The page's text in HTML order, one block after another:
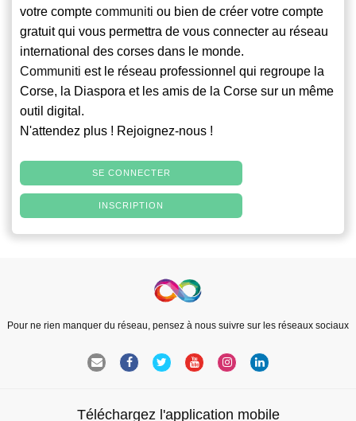
votre compte communiti ou bien de créer votre compte
gratuit qui vous permettra de vous connecter au réseau
international des corses dans le monde.
Communiti est le réseau professionnel qui regroupe la
Corse, la Diaspora et les amis de la Corse sur un même
outil digital.
N'attendez plus ! Rejoignez-nous !
SE CONNECTER
INSCRIPTION
Pour ne rien manquer du réseau, pensez à nous suivre sur les réseaux sociaux
Téléchargez l'application mobile